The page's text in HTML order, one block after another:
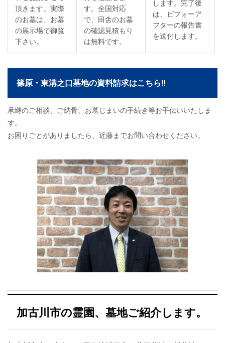
頂きます。実際
のお墓は、お墓
の展示場で御覧
下さい。
す。全国対応
で、田舎のお墓
の確認見積もり
は無料です。
します。完了後
は、ビフォーア
フターの報告書
を送付します。
篠原・東溝之口墓地の資料請求はこちら‼
承継のご相談、ご納骨、お墓じまいの手続き等お手伝いいたしま
す。
お困りごとがありましたら、近藤までお問い合わせください。
加古川市の霊園、墓地ご紹介します。